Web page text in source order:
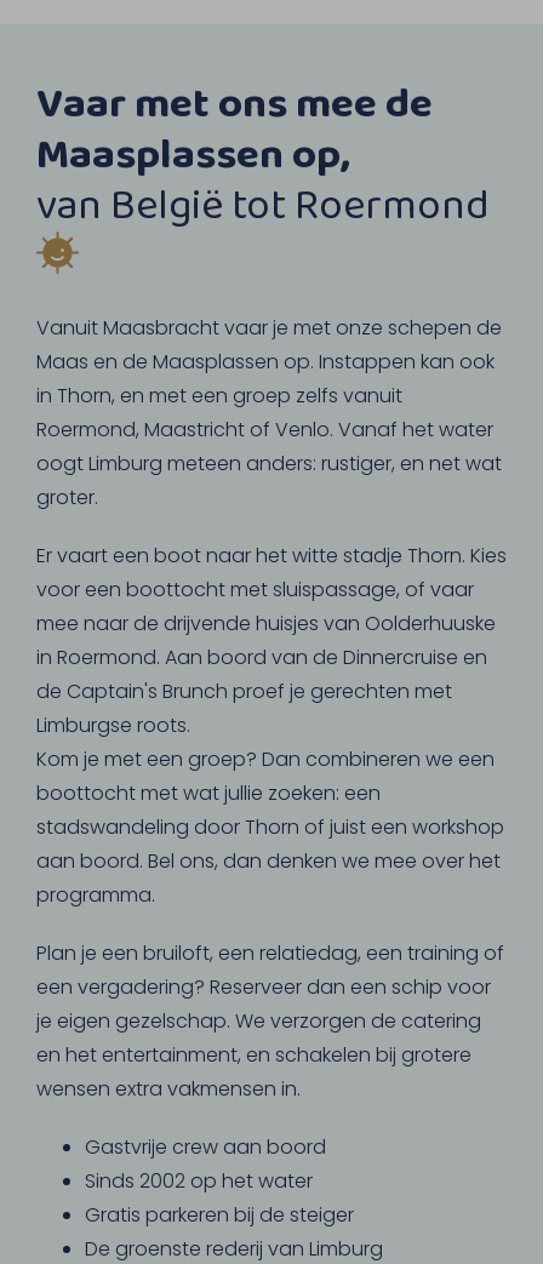
Vaar met ons mee de
Maasplassen op,
van België tot Roermond
Vanuit Maasbracht vaar je met onze schepen de
Maas en de Maasplassen op. Instappen kan ook
in Thorn, en met een groep zelfs vanuit
Roermond, Maastricht of Venlo. Vanaf het water
oogt Limburg meteen anders: rustiger, en net wat
groter.
Er vaart een boot naar het witte stadje Thorn. Kies
voor een boottocht met sluispassage, of vaar
mee naar de drijvende huisjes van Oolderhuuske
in Roermond. Aan boord van de Dinnercruise en
de Captain's Brunch proef je gerechten met
Limburgse roots.
Kom je met een groep? Dan combineren we een
boottocht met wat jullie zoeken: een
stadswandeling door Thorn of juist een workshop
aan boord. Bel ons, dan denken we mee over het
programma.
Plan je een bruiloft, een relatiedag, een training of
een vergadering? Reserveer dan een schip voor
je eigen gezelschap. We verzorgen de catering
en het entertainment, en schakelen bij grotere
wensen extra vakmensen in.
Gastvrije crew aan boord
Sinds 2002 op het water
Gratis parkeren bij de steiger
De groenste rederij van Limburg